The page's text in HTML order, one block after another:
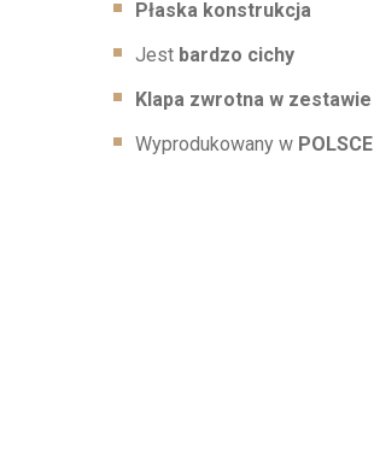
Płaska konstrukcja
Jest bardzo cichy
Klapa zwrotna w zestawie
Wyprodukowany w POLSCE